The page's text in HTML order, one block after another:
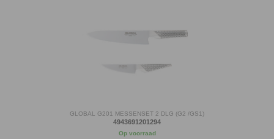
GLOBAL G201 MESSENSET 2 DLG (G2 /GS1)
4943691201294
Op voorraad